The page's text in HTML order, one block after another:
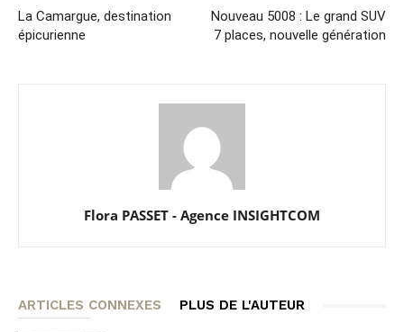
La Camargue, destination
épicurienne
Nouveau 5008 : Le grand SUV
7 places, nouvelle génération
Flora PASSET - Agence INSIGHTCOM
ARTICLES CONNEXES PLUS DE L'AUTEUR